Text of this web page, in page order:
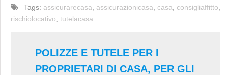
Tags: assicurarecasa assicurazionicasa casa consigliaffitto
rischiolocativo tutelacasa
POLIZZE E TUTELE PER I
PROPRIETARI DI CASA, PER GLI